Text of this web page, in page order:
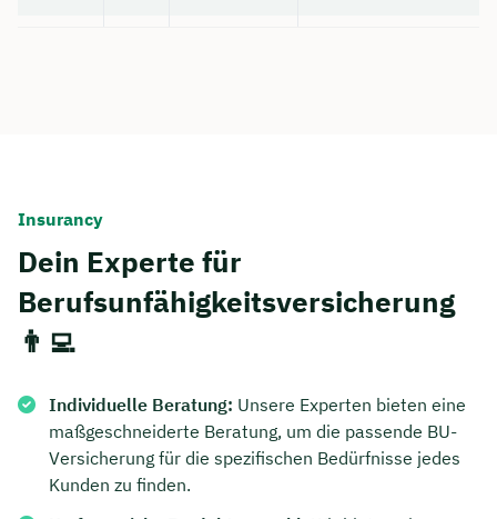
Insurancy
Dein Experte für
Berufsunfähigkeitsversicherung
👨‍💻
Individuelle Beratung: Unsere Experten bieten eine
maßgeschneiderte Beratung, um die passende BU-
Versicherung für die spezifischen Bedürfnisse jedes
Kunden zu finden.